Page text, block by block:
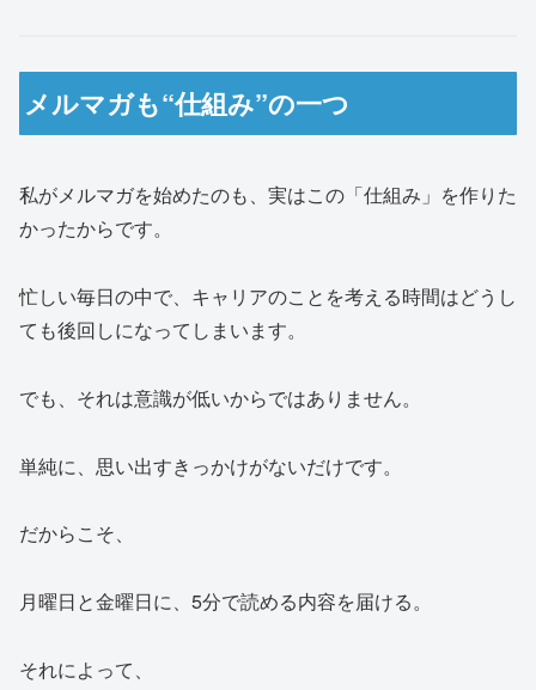
メルマガも“仕組み”の一つ
私がメルマガを始めたのも、実はこの「仕組み」を作りた
かったからです。
忙しい毎日の中で、キャリアのことを考える時間はどうし
ても後回しになってしまいます。
でも、それは意識が低いからではありません。
単純に、思い出すきっかけがないだけです。
だからこそ、
月曜日と金曜日に、5分で読める内容を届ける。
それによって、